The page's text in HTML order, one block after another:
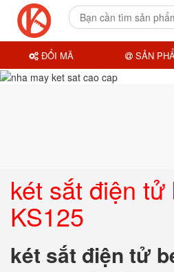
két sắt điện tử
KS125
két sắt điện tử
ĐỔI MÃ SẢN